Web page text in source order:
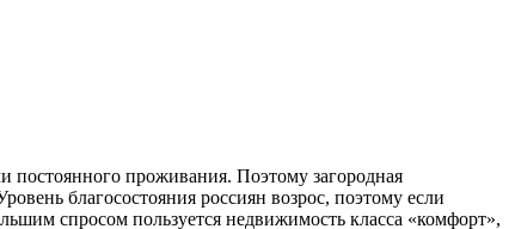
проживания. Поэтому загородная
благосостояния россиян возрос, поэтому если
спросом пользуется недвижимость класса «комфорт»,